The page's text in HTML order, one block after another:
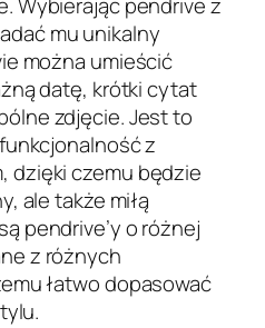
mu unikalny
można umieścić
datę, krótki cytat
zdjęcie. Jest to
z
dzięki czemu będzie
ale także miłą
pendrive’y o różnej
z różnych
łatwo dopasować